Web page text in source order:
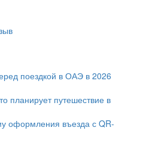
поездкой в ОАЭ в 2026
планирует путешествие в
оформления въезда с QR-